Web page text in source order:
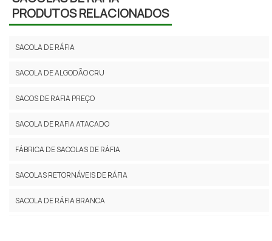
PRODUTOS RELACIONADOS
SACOLA DE RÁFIA
SACOLA DE ALGODÃO CRU
SACOS DE RAFIA PREÇO
SACOLA DE RAFIA ATACADO
FÁBRICA DE SACOLAS DE RÁFIA
SACOLAS RETORNÁVEIS DE RÁFIA
SACOLA DE RÁFIA BRANCA